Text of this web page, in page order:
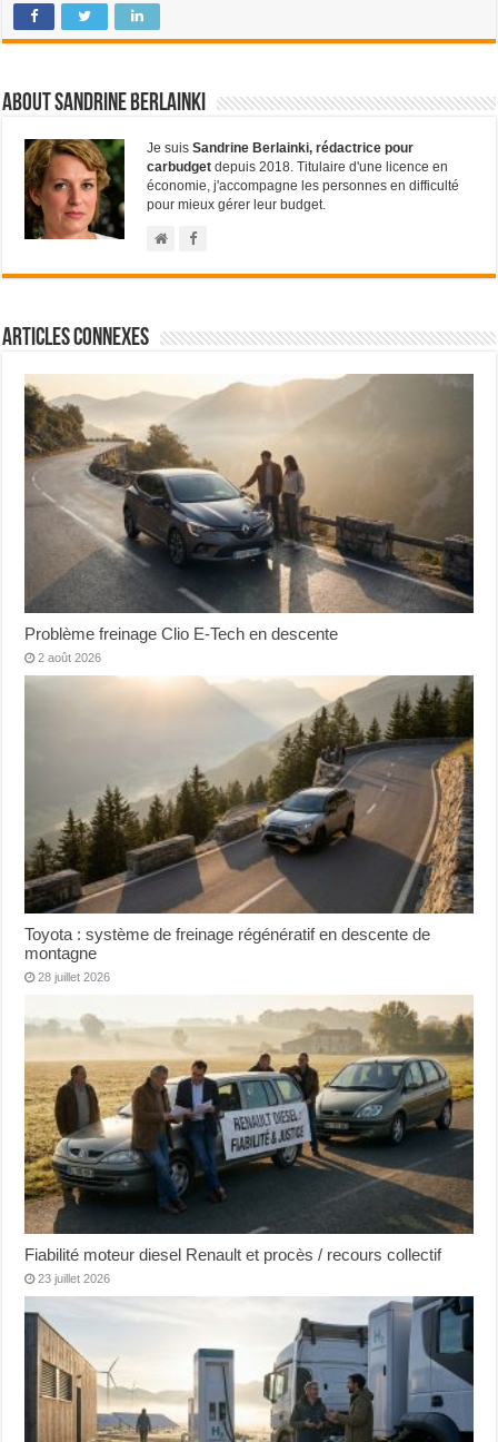
About Sandrine Berlainki
Je suisSandrine Berlainki, rédactrice pour
carbudget depuis 2018. Titulaire d'une licence en
économie, j'accompagne les personnes en difficulté
pour mieux gérer leur budget.
Articles connexes
Problème freinage Clio E-Tech en descente
2 août 2026
Toyota : système de freinage régénératif en descente de
montagne
28 juillet 2026
Fiabilité moteur diesel Renault et procès / recours collectif
23 juillet 2026